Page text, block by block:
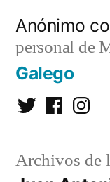
contenido
Anónimo
personal de
Galego
TwitterFacebook
Archivos de